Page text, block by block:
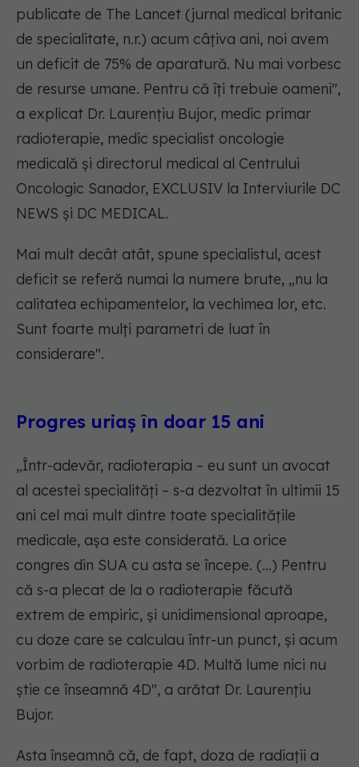
publicate de The Lancet (jurnal medical britanic
de specialitate, n.r.) acum câțiva ani, noi avem
un deficit de 75% de aparatură. Nu mai vorbesc
de resurse umane. Pentru că îți trebuie oameni",
a explicat Dr. Laurențiu Bujor, medic primar
radioterapie, medic specialist oncologie
medicală și directorul medical al Centrului
Oncologic Sanador, EXCLUSIV la Interviurile DC
NEWS și DC MEDICAL.
Mai mult decât atât, spune specialistul, acest
deficit se referă numai la numere brute, „nu la
calitatea echipamentelor, la vechimea lor, etc.
Sunt foarte mulți parametri de luat în
considerare".
Progres uriaș în doar 15 ani
„Într-adevăr, radioterapia – eu sunt un avocat
al acestei specialități – s-a dezvoltat în ultimii 15
ani cel mai mult dintre toate specialitățile
medicale, așa este considerată. La orice
congres din SUA cu asta se începe. (...) Pentru
că s-a plecat de la o radioterapie făcută
extrem de empiric, și unidimensional aproape,
cu doze care se calculau într-un punct, și acum
vorbim de radioterapie 4D. Multă lume nici nu
știe ce înseamnă 4D", a arătat Dr. Laurențiu
Bujor.
Asta înseamnă că, de fapt, doza de radiații a